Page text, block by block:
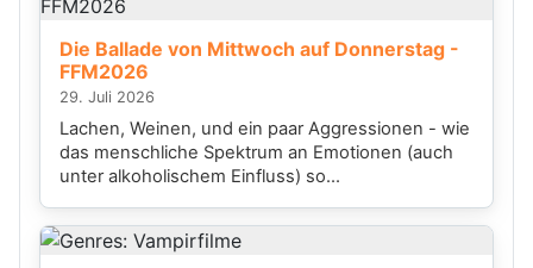
Die Ballade von Mittwoch auf Donnerstag -
FFM2026
29. Juli 2026
Lachen, Weinen, und ein paar Aggressionen - wie
das menschliche Spektrum an Emotionen (auch
unter alkoholischem Einfluss) so...